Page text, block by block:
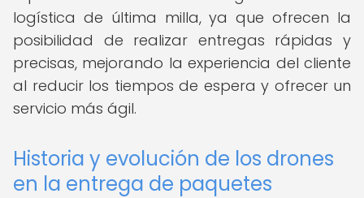
logística de última milla, ya que ofrecen la
posibilidad de realizar entregas rápidas y
precisas, mejorando la experiencia del cliente
al reducir los tiempos de espera y ofrecer un
servicio más ágil.
Historia y evolución de los drones
en la entrega de paquetes